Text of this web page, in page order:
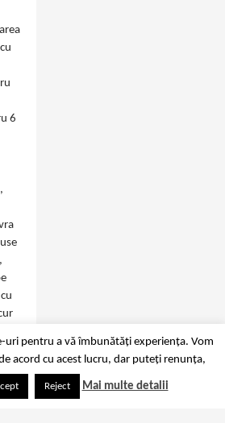
6
uri pentru a vă îmbunătăți experiența. Vom
acord cu acest lucru, dar puteți renunța,
Reject Mai multe detalii